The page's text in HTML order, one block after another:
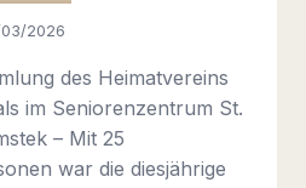
2026
des Heimatvereins
im Seniorenzentrum St.
– Mit 25
war die diesjährige